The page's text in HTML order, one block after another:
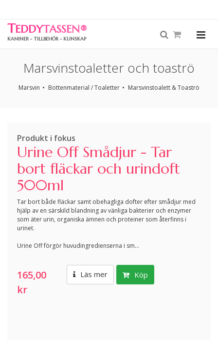
TEDDYTASSEN®
KANINER - TILLBEHÖR - KUNSKAP
Marsvinstoaletter och toaströ
Marsvin Bottenmaterial / Toaletter Marsvinstoalett & Toaströ
Produkt i fokus
Urine Off Smådjur - Tar
bort fläckar och urindoft
500ml
Tar bort både fläckar samt obehagliga dofter efter smådjur med
hjälp av en särskild blandning av vänliga bakterier och enzymer
som äter urin, organiska ämnen och proteiner som återfinns i
urinet.
Urine Off förgör huvudingredienserna i sm...
165,00
kr
Läs mer Köp